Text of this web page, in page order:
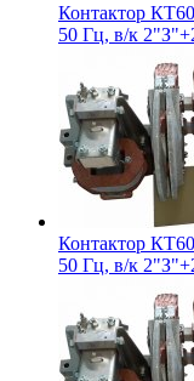
Контактор
50 Гц, в/к
Контактор
50 Гц, в/к